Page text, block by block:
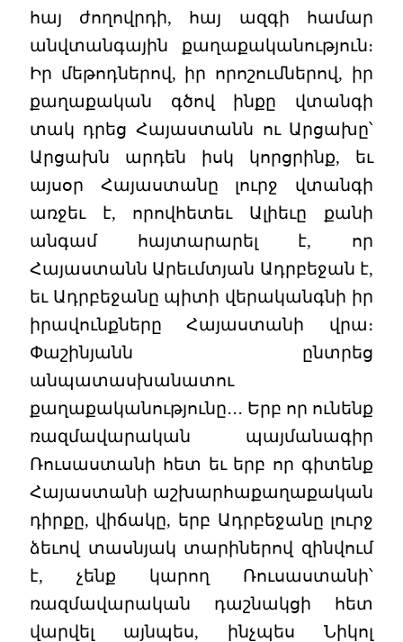
հայ ժողովրդի, հայ ազգի համար
անվտանգային քաղաքականություն։
Իր մեթոդներով, իր որոշումներով, իր
քաղաքական գծով ինքը վտանգի
տակ դրեց Հայաստանն ու Արցախը՝
Արցախն արդեն իսկ կորցրինք, եւ
այսօր Հայաստանը լուրջ վտանգի
առջեւ է, որովհետեւ Ալիեւը քանի
անգամ հայտարարել է, որ
Հայաստանն Արեւմտյան Ադրբեջան է,
եւ Ադրբեջանը պիտի վերականգնի իր
իրավունքները Հայաստանի վրա։
Փաշինյանն ընտրեց
անպատասխանատու
քաղաքականությունը․․․ Երբ որ ունենք
ռազմավարական պայմանագիր
Ռուսաստանի հետ եւ երբ որ գիտենք
Հայաստանի աշխարհաքաղաքական
դիրքը, վիճակը, երբ Ադրբեջանը լուրջ
ձեւով տասնյակ տարիներով զինվում
է, չենք կարող Ռուսաստանի՝
ռազմավարական դաշնակցի հետ
վարվել այնպես, ինչպես Նիկոլ